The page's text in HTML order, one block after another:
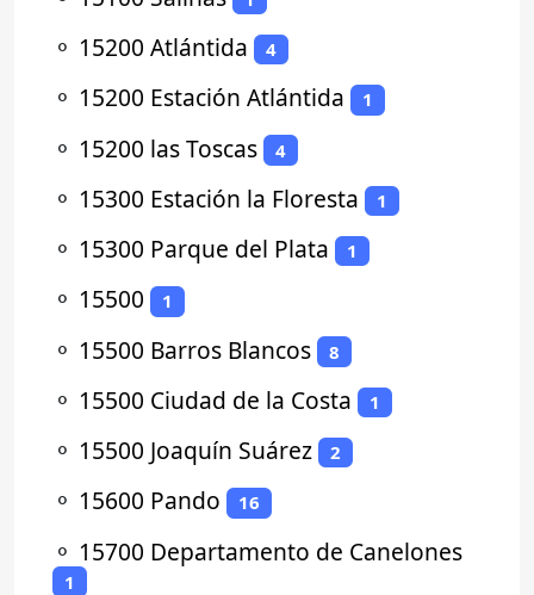
⚬ 15200 Atlántida 4
⚬ 15200 Estación Atlántida 1
⚬ 15200 las Toscas 4
⚬ 15300 Estación la Floresta 1
⚬ 15300 Parque del Plata 1
⚬ 15500 1
⚬ 15500 Barros Blancos 8
⚬ 15500 Ciudad de la Costa 1
⚬ 15500 Joaquín Suárez 2
⚬ 15600 Pando 16
⚬ 15700 Departamento de Canelones
1